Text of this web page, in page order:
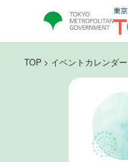
TOP > イベントカレンダー